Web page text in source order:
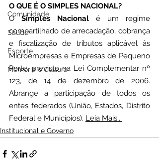
Comunidade
Saúde
Esporte
Memória e Cultura
O QUE É O SIMPLES NACIONAL?
O Simples Nacional é um regime
compartilhado de arrecadação, cobrança
e fiscalização de tributos aplicável às
Microempresas e Empresas de Pequeno
Porte, previsto na Lei Complementar nº
123, de 14 de dezembro de 2006.
Abrange a participação de todos os
entes federados (União, Estados, Distrito
Federal e Municípios). Leia Mais...
Institucional e Governo